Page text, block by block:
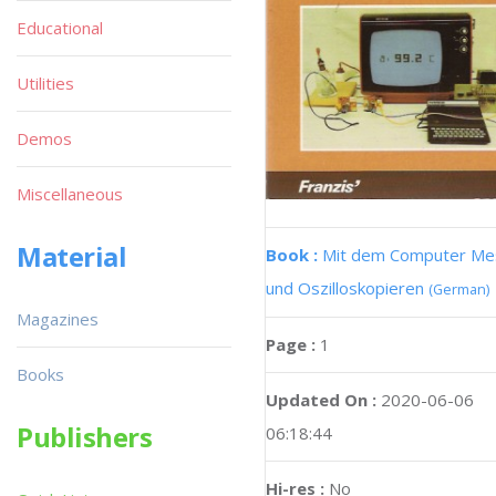
Book : Mit dem Computer
und Oszilloskopieren (German)
Page : 1
Updated On : 2020-06-06
06:18:44
Hi-res : No
Educational
Utilities
Demos
Miscellaneous
Material
Magazines
Books
Publishers